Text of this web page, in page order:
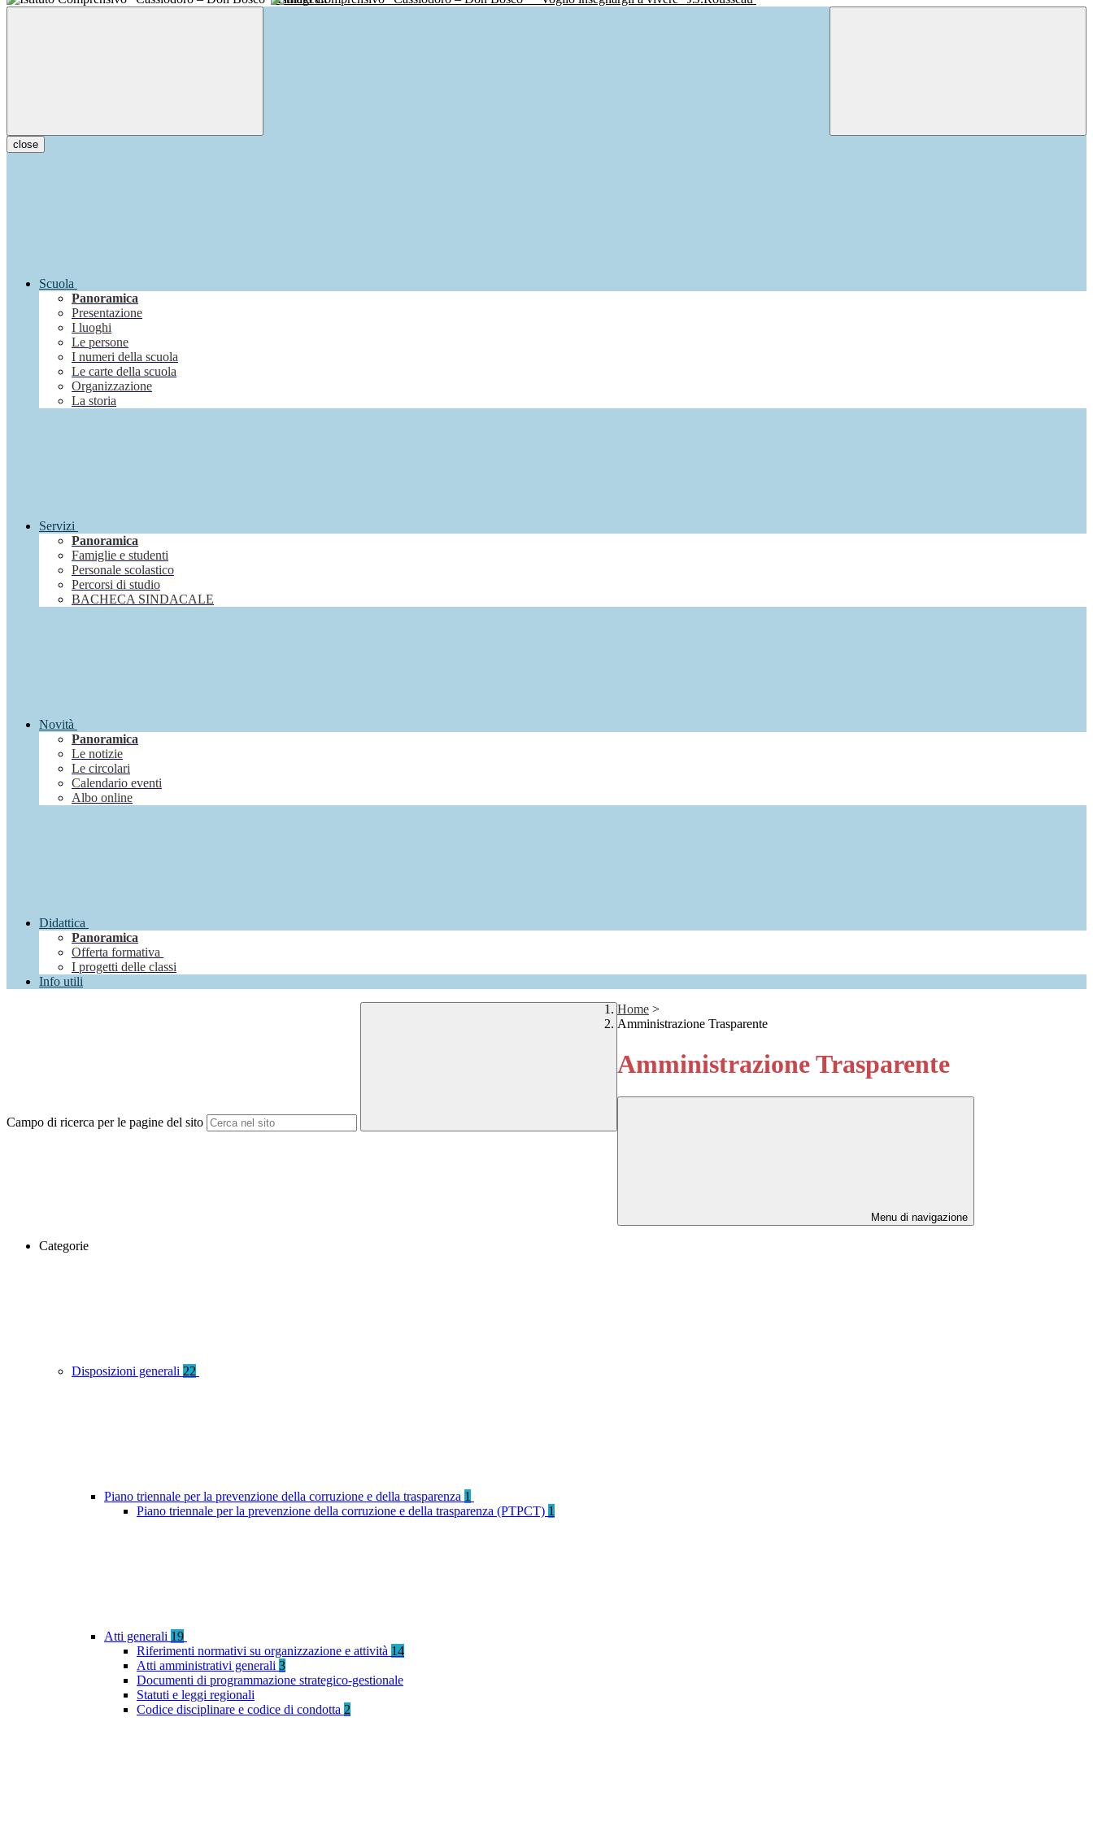
close
Scuola
Panoramica
Presentazione
I luoghi
Le persone
I numeri della scuola
Le carte della scuola
Organizzazione
La storia
Servizi
Panoramica
Famiglie e studenti
Personale scolastico
Percorsi di studio
BACHECA SINDACALE
Novità
Panoramica
Le notizie
Le circolari
Calendario eventi
Albo online
Didattica
Panoramica
Offerta formativa
I progetti delle classi
Info utili
Campo di ricerca per le pagine del sito
Home >
Amministrazione Trasparente
Amministrazione Trasparente
Menu di navigazione
Categorie
Disposizioni generali 22
Piano triennale per la prevenzione della corruzione e della trasparenza 1
Piano triennale per la prevenzione della corruzione e della trasparenza (PTPCT) 1
Atti generali 19
Riferimenti normativi su organizzazione e attività 14
Atti amministrativi generali 3
Documenti di programmazione strategico-gestionale
Statuti e leggi regionali
Codice disciplinare e codice di condotta 2